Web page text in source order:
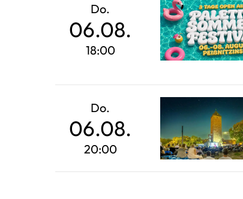
Do.
06.08.
18:00
Do.
06.08.
20:00